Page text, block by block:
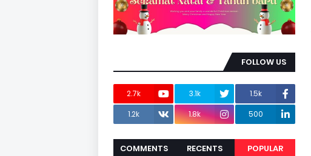
FOLLOW US
1.5k
3.1k
2.7k
500
1.8k
1.2k
POPULAR
RECENTS
COMMENTS